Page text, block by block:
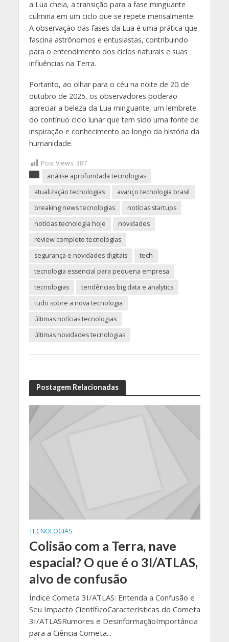
a Lua cheia, a transição para a fase minguante
culmina em um ciclo que se repete mensalmente.
A observação das fases da Lua é uma prática que
fascina astrônomos e entusiastas, contribuindo
para o entendimento dos ciclos naturais e suas
influências na Terra.
Portanto, ao olhar para o céu na noite de 20 de
outubro de 2025, os observadores poderão
apreciar a beleza da Lua minguante, um lembrete
do contínuo ciclo lunar que tem sido uma fonte de
inspiração e conhecimento ao longo da história da
humanidade.
Post Views: 387
análise aprofundada tecnologias
atualização tecnologias
avanço tecnologia brasil
breaking news tecnologias
notícias startups
notícias tecnologia hoje
novidades
review completo tecnologias
segurança e novidades digitais
tech
tecnologia essencial para pequena empresa
tecnologias
tendências big data e analytics
tudo sobre a nova tecnologia
últimas notícias tecnologias
últimas novidades tecnologias
Postagem Relacionadas
TECNOLOGIAS
Colisão com a Terra, nave
espacial? O que é o 3I/ATLAS,
alvo de confusão
Índice Cometa 3I/ATLAS: Entenda a Confusão e
Seu Impacto CientíficoCaracterísticas do Cometa
3I/ATLASRumores e DesinformaçãoImportância
para a Ciência Cometa...